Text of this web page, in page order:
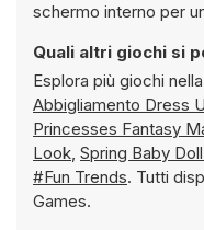
schermo interno per
Quali altri giochi si
Esplora più giochi
Princesses Fantasy
Look, Spring Baby
#Fun Trends. Tutti
Games.